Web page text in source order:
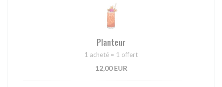
Planteur
1 acheté = 1 offert
12,00 EUR